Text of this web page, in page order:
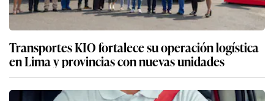
Transportes KIO fortalece su operación logística
en Lima y provincias con nuevas unidades